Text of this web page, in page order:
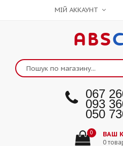
МІЙ АККАУНТ
ABS
067
093
050
0 ВАШ
0